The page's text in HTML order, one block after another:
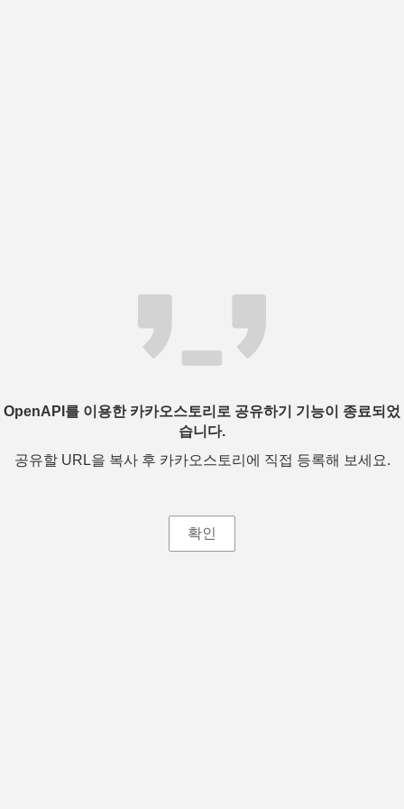
OpenAPI를 이용한 카카오스토리로 공유하기 기능이 종료되었
습니다.
공유할 URL을 복사 후 카카오스토리에 직접 등록해 보세요.
확인